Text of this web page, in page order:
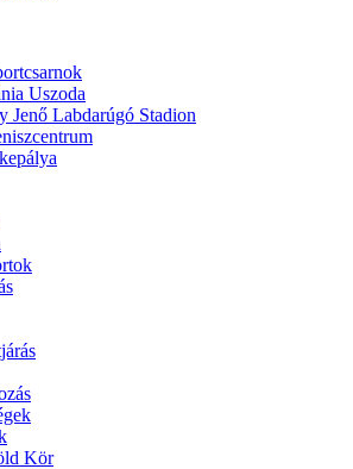
Uszoda
Jenő Labdarúgó Stadion
Kör